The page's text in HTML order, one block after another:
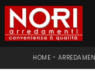
HOME -